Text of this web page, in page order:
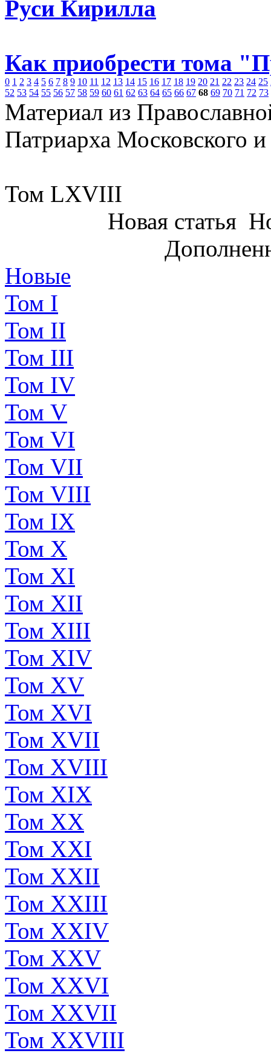
Руси Кирилла
Как приобрести тома
0 1 2 3 4 5 6 7 8 9 10 11 12 13 14 15 16 17 18 19 20 21 22 23 24 25
52 53 54 55 56 57 58 59 60 61 62 63 64 65 66 67 68 69 70 71 72 73
Материал из
Патриарха Московского
Том LXVIII
Новая статья
Новые
Том I
Том II
Том III
Том IV
Том V
Том VI
Том VII
Том VIII
Том IX
Том X
Том XI
Том XII
Том XIII
Том XIV
Том XV
Том XVI
Том XVII
Том XVIII
Том XIX
Том XX
Том XXI
Том XXII
Том XXIII
Том XXIV
Том XXV
Том XXVI
Том XXVII
Том XXVIII